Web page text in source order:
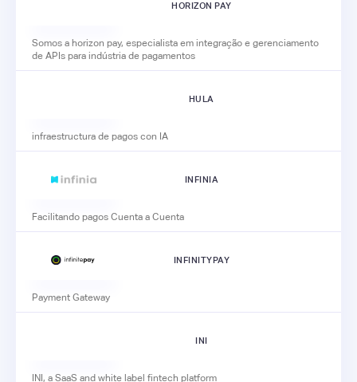
HORIZON PAY
Somos a horizon pay, especialista em integração e gerenciamento
de APIs para indústria de pagamentos
HULA
infraestructura de pagos con IA
INFINIA
Facilitando pagos Cuenta a Cuenta
INFINITYPAY
Payment Gateway
INI
INI, a SaaS and white label fintech platform